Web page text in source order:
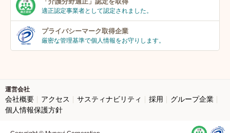
適正認定事業者として認定されました。
プライバシーマーク取得企業
厳密な管理基準で個人情報をお守りします。
運営会社
会社概要 アクセス サスティナビリティ 採用
グループ企業
個人情報保護方針